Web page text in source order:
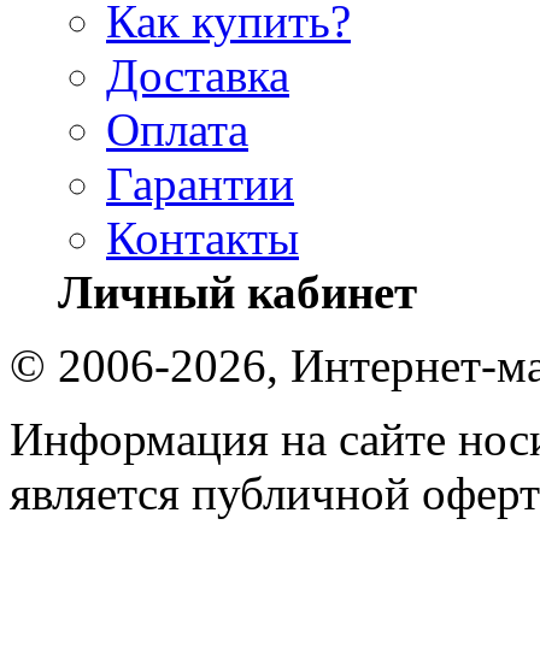
Как купить?
Доставка
Оплата
Гарантии
Контакты
Личный кабинет
© 2006-2026, Интернет-
Информация на сайте
является публичной